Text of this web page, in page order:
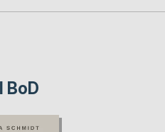
BoD